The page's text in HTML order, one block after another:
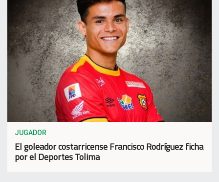
JUGADOR
El goleador costarricense Francisco Rodríguez ficha
por el Deportes Tolima